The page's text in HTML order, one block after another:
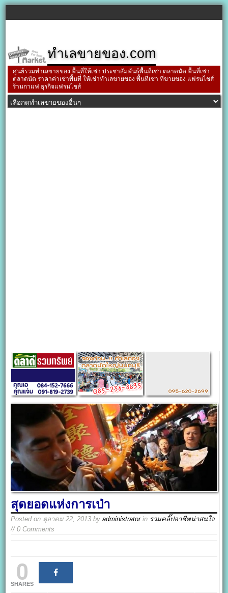
ทำเลขายของ.com
ศูนย์รวมทำเลขายของ พื้นที่ให้เช่า ประชาสัมพันธ์พื้นที่เช่า ตลาดนัด พื้นที่เช่า
ตลาดนัด ราคาค่าเช่าพื้นที่ ให้เช่าทำเลขายของ พื้นที่เช่า ที่ขายของ แฟรนไชส์
ร้านกาแฟ ธุรกิจแฟรนไชส์
สุดยอดแห่งการเป่า
Posted on ตุลาคม 22, 2013 byadministratorin รวมคลิ๊ปอาชีพน่าสนใจ
// 0 Comments
0
SHARES